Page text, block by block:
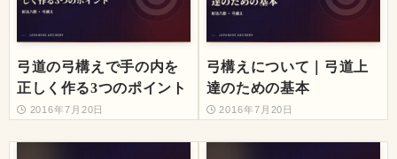
弓道の弓構えで手の内を
正しく作る3つのポイント
2016年7月20日
弓構えについて｜弓道上
達のための基本
2016年7月20日